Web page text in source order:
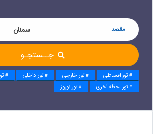
مقصد سمنان
جــستجـو
# تور اقساطی # تور خارجی # تور داخلی #
# تور لحظه آخری # تور نوروز